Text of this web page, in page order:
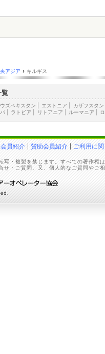
アジア › キルギス
覧
ウズベキスタン エストニア カザフスタン
ラトビア リトアニア ルーマニア
員紹介 賛助会員紹介 ご利用に
写・複製を禁じます。すべての著作権
せ・ご質問、又、個人的なご質問やご